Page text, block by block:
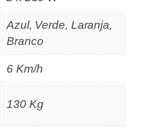
Azul, Verde, Laranja,
Branco
6 Km/h
130 Kg